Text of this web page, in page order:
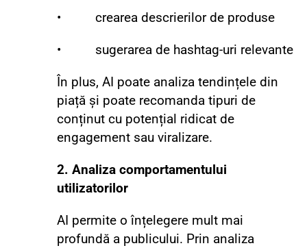
• crearea descrierilor de produse
• sugerarea de hashtag-uri relevante
În plus, AI poate analiza tendințele din
piață și poate recomanda tipuri de
conținut cu potențial ridicat de
engagement sau viralizare.
2. Analiza comportamentului
utilizatorilor
AI permite o înțelegere mult mai
profundă a publicului. Prin analiza